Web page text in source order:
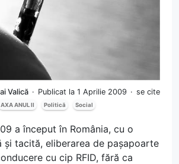
Valică Publicat la 1 Aprilie 2009
se cite
AXA ANUL II Politică Social
a început în România, cu o
și tacită, eliberarea de pașapoarte
cu cip RFID, fără ca